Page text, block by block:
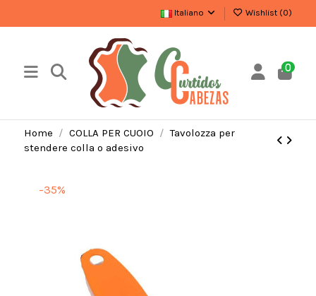
Italiano Wishlist (0)
0
Home COLLA PER CUOIO
Tavolozza per
stendere colla o adesivo
-35%